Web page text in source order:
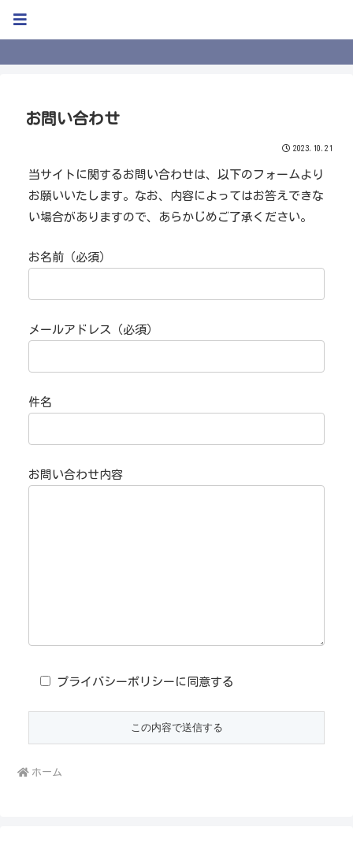
お問い合わせ
2023.10.21
当サイトに関するお問い合わせは、以下のフォームより
お願いいたします。なお、内容によってはお答えできな
い場合がありますので、あらかじめご了承ください。
お名前（必須）
メールアドレス（必須）
件名
お問い合わせ内容
プライバシーポリシーに同意する
ホーム